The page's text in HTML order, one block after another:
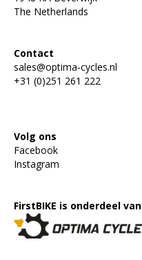
The Netherlands
Contact
sales@optima-cycles.nl
+31 (0)251 261 222
Volg ons
Facebook
Instagram
FirstBIKE is onderdeel van